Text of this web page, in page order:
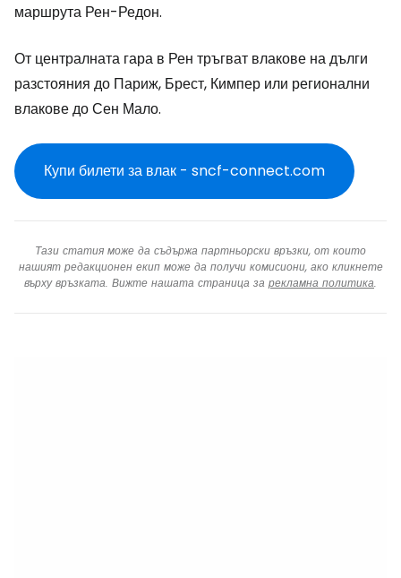
маршрута Рен-Редон.
От централната гара в Рен тръгват влакове на дълги
разстояния до Париж, Брест, Кимпер или регионални
влакове до Сен Мало.
Купи билети за влак - sncf-connect.com
Тази статия може да съдържа партньорски връзки, от които
нашият редакционен екип може да получи комисиони, ако кликнете
върху връзката. Вижте нашата страница за рекламна политика.